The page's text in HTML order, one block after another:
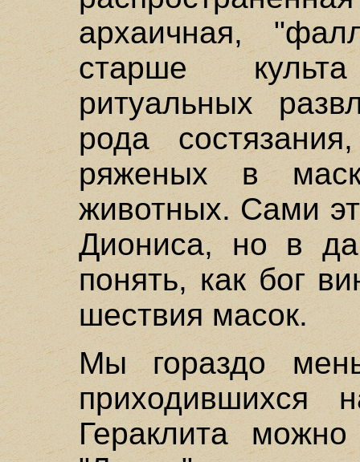
архаичная,
старше
ритуальных
рода
ряженых в
животных. Сами
Диониса, но в
понять, как бог
шествия масок.
Мы гораздо
Гераклита